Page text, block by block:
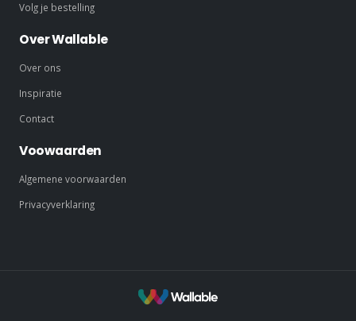
Volg je bestelling
Over Wallable
Over ons
Inspiratie
Contact
Voowaarden
Algemene voorwaarden
Privacyverklaring